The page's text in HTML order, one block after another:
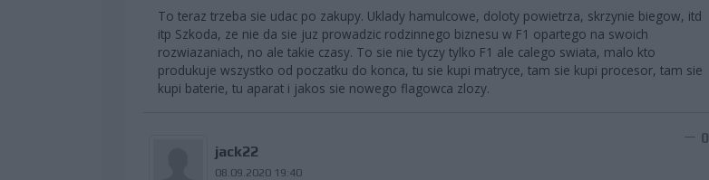
To teraz trzeba sie udac po zakupy. Uklady hamulcowe, doloty powietrza, skrzynie biegow, itd
itp Szkoda, ze nie da sie juz prowadzic rodzinnego biznesu w F1 opartego na swoich
rozwiazaniach, no ale takie czasy. To sie nie tyczy tylko F1 ale calego swiata, malo kto
produkuje wszystko od poczatku do konca, tu sie kupi matryce, tam sie kupi procesor, tam sie
kupi baterie, tu aparat i jakos sie nowego flagowca zlozy.
jack22
08.09.2020 19:40
0